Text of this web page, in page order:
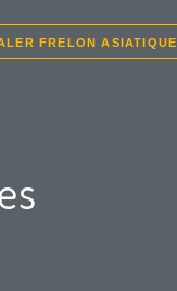
FRELON ASIATIQUE